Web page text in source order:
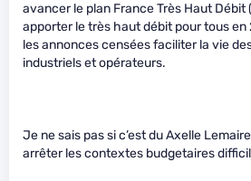
avancer le plan France Très Haut Débit
apporter le très haut débit pour tous en
les annonces censées faciliter la vie
industriels et opérateurs.
Je ne sais pas si c’est du Axelle
arrêter les contextes budgetaires